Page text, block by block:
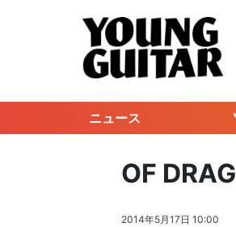
ニュース
OF
2014年5月17日 10:00